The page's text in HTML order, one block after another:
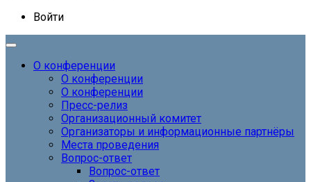
Войти
О конференции
О конференции
О конференции
Пресс-релиз
Организационный комитет
Организаторы и информационные партнёры
Места проведения
Вопрос-ответ
Вопрос-ответ